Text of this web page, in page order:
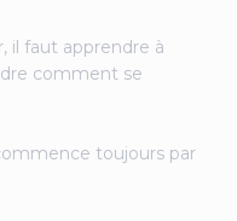
il faut apprendre à
comment se
toujours par